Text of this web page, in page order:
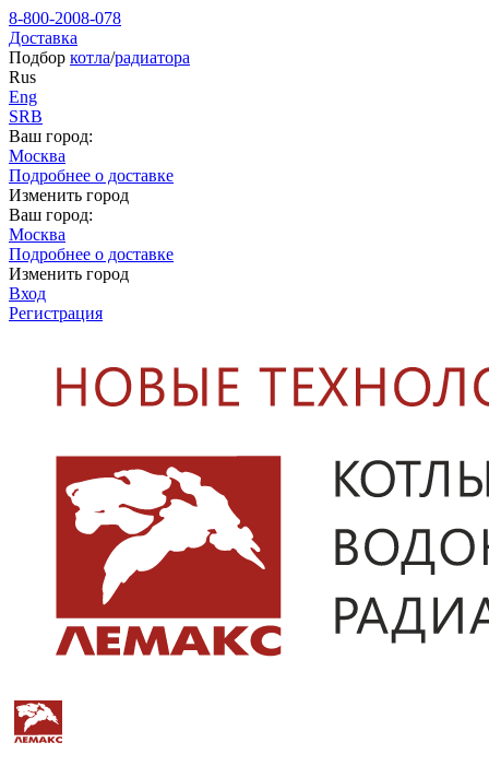
8-800-2008-078
Доставка
Подбор котла/радиатора
Rus
Eng
SRB
Ваш город:
Москва
Подробнее о доставке
Изменить город
Ваш город:
Москва
Подробнее о доставке
Изменить город
Вход
Регистрация